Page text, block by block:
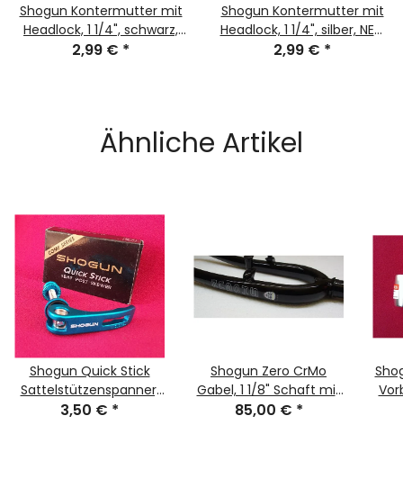
Shogun Kontermutter mit
Headlock, 1 1/4", schwarz,
NEU, OVP/
2,99 € *
Shogun Kontermutter mit
Headlock, 1 1/4", silber, NEU,
OVP/
2,99 € *
Ähnliche Artikel
Shogun Quick Stick
Sattelstützenspanner,
CrMo, blau, NEU, OVP
3,50 € *
Shogun Zero CrMo
Gabel, 1 1/8" Schaft mit
Gewinde,
85,00 € *